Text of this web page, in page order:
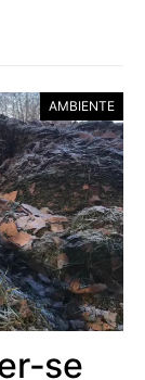
AMBIENTE
se